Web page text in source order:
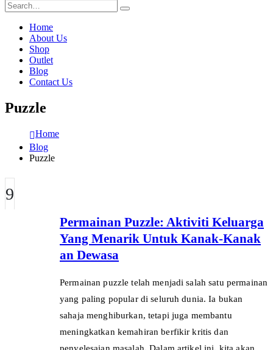
Home
About Us
Shop
Outlet
Blog
Contact Us
Puzzle
Home
Blog
Puzzle
9
Permainan Puzzle: Aktiviti Keluarga
Yang Menarik Untuk Kanak-Kanak
an Dewasa
Permainan puzzle telah menjadi salah satu permainan
yang paling popular di seluruh dunia. Ia bukan
sahaja menghiburkan, tetapi juga membantu
meningkatkan kemahiran berfikir kritis dan
penyelesaian masalah. Dalam artikel ini, kita akan